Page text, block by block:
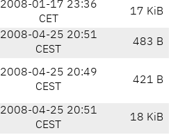
2008-01-17 23:36
CET
17 KiB
2008-04-25 20:51
CEST
483 B
2008-04-25 20:49
CEST
421 B
2008-04-25 20:51
CEST
18 KiB